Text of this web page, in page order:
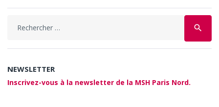
search
NEWSLETTER
Inscrivez-vous à la newsletter de la MSH Paris Nord.